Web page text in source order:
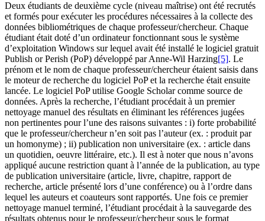
Deux étudiants de deuxième cycle (niveau maîtrise) ont été recrutés
et formés pour exécuter les procédures nécessaires à la collecte des
données bibliométriques de chaque professeur/chercheur. Chaque
étudiant était doté d’un ordinateur fonctionnant sous le système
d’exploitation Windows sur lequel avait été installé le logiciel gratuit
Publish or Perish (PoP) développé par Anne-Wil Harzing[5]. Le
prénom et le nom de chaque professeur/chercheur étaient saisis dans
le moteur de recherche du logiciel PoP et la recherche était ensuite
lancée. Le logiciel PoP utilise Google Scholar comme source de
données. Après la recherche, l’étudiant procédait à un premier
nettoyage manuel des résultats en éliminant les références jugées
non pertinentes pour l’une des raisons suivantes : i) forte probabilité
que le professeur/chercheur n’en soit pas l’auteur (ex. : produit par
un homonyme) ; ii) publication non universitaire (ex. : article dans
un quotidien, oeuvre littéraire, etc.). Il est à noter que nous n’avons
appliqué aucune restriction quant à l’année de la publication, au type
de publication universitaire (article, livre, chapitre, rapport de
recherche, article présenté lors d’une conférence) ou à l’ordre dans
lequel les auteurs et coauteurs sont rapportés. Une fois ce premier
nettoyage manuel terminé, l’étudiant procédait à la sauvegarde des
résultats obtenus pour le professeur/chercheur sous le format